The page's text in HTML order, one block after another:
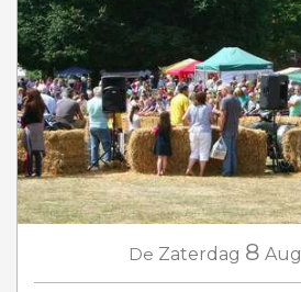
De Zaterdag 8 Aug